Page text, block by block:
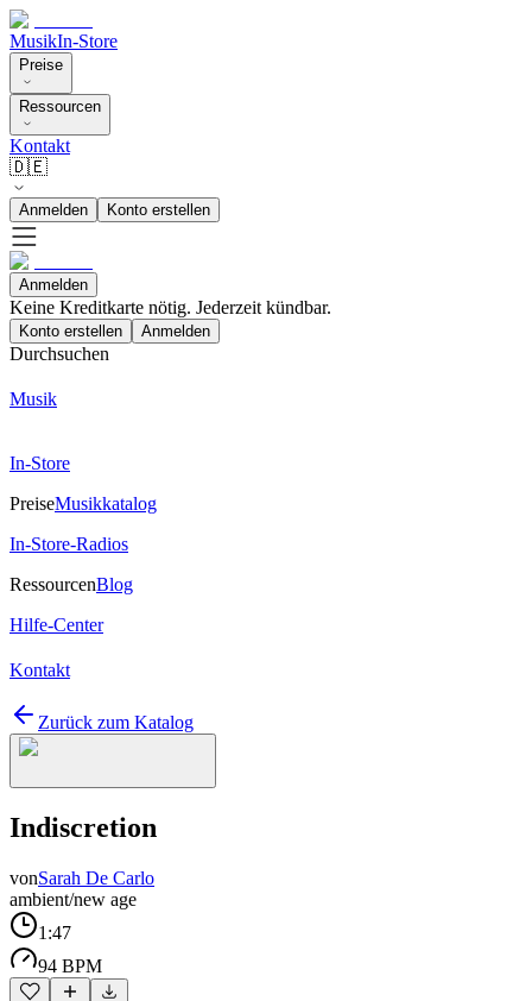
MusikIn-Store
Preise
Ressourcen
Kontakt
🇩🇪
Anmelden Konto erstellen
Anmelden
Keine Kreditkarte nötig. Jederzeit kündbar.
Konto erstellen Anmelden
Durchsuchen
Musik
In-Store
PreiseMusikkatalog
In-Store-Radios
RessourcenBlog
Hilfe-Center
Kontakt
Zurück zum Katalog
Indiscretion
vonSarah De Carlo
ambient/new age
1:47
94 BPM